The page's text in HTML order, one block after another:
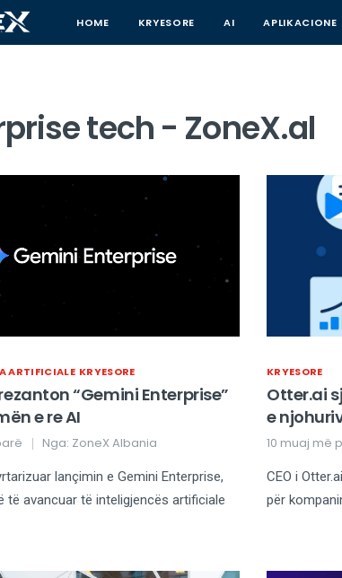
HOME KRYESORE AI APLIKACIONE
tech - ZoneX.al
ARTIFICIALE KRYESORE
“Gemini Enterprise”
e re AI
Nga: ZoneX Albania
lançimin e Gemini Enterprise,
të avancuar të inteligjencës artificiale
KRYESORE
Otter.ai
e
10 muaj më
CEO i
për